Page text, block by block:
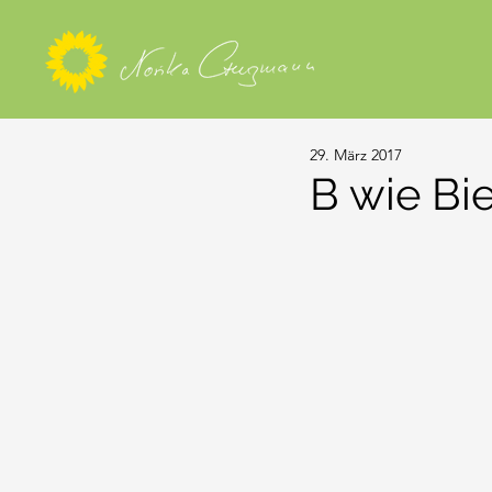
B wie
29. März 2017